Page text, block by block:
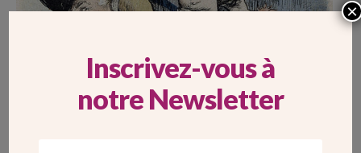
Inscrivez-vous à
notre Newsletter
×